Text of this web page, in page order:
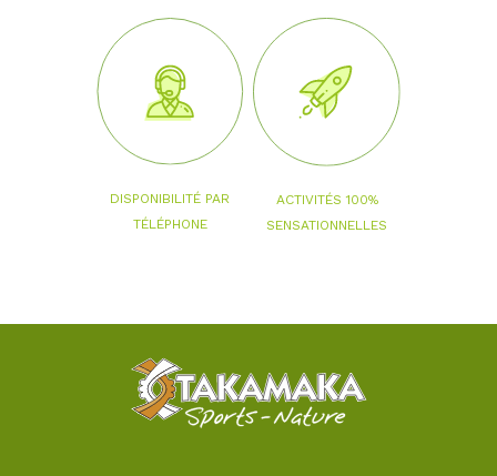
DISPONIBILITÉ PAR
TÉLÉPHONE
ACTIVITÉS 100%
SENSATIONNELLES